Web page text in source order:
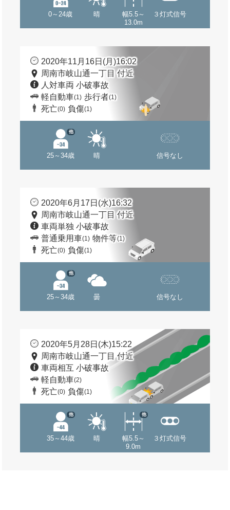
0～24歳 晴
幅5.5～
13.0m
３灯式信号
2020年11月16日(月)16:02
周南市岐山通一丁目 付近
人対車両 小破事故
軽自動車(1) 歩行者(1)
死亡(0) 負傷(1)
25～34歳
他
晴 信号なし
2020年6月17日(水)16:32
周南市岐山通一丁目 付近
車両単独 小破事故
普通乗用車(1) 物件等(1)
死亡(0) 負傷(1)
25～34歳
他
曇 信号なし
2020年5月28日(木)15:22
周南市岐山通一丁目 付近
車両相互 小破事故
軽自動車(2)
死亡(0) 負傷(1)
35～44歳
他
晴
幅5.5～
9.0m
他
３灯式信号